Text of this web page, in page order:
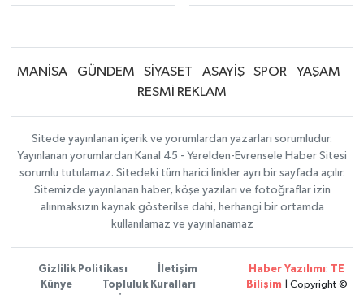
MANİSA GÜNDEM SİYASET ASAYİŞ SPOR
YAŞAM
RESMİ REKLAM
Sitede yayınlanan içerik ve yorumlardan yazarları sorumludur.
Yayınlanan yorumlardan Kanal 45 - Yerelden-Evrensele Haber Sitesi
sorumlu tutulamaz. Sitedeki tüm harici linkler ayrı bir sayfada açılır.
Sitemizde yayınlanan haber, köşe yazıları ve fotoğraflar izin
alınmaksızın kaynak gösterilse dahi, herhangi bir ortamda
kullanılamaz ve yayınlanamaz
Gizlilik Politikası
İletişim
Künye
Topluluk Kuralları
Haber Yazılımı: TE
Bilişim | Copyright ©